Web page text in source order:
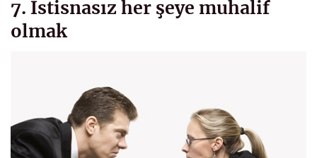
7. İstisnasız her şeye muhalif
olmak